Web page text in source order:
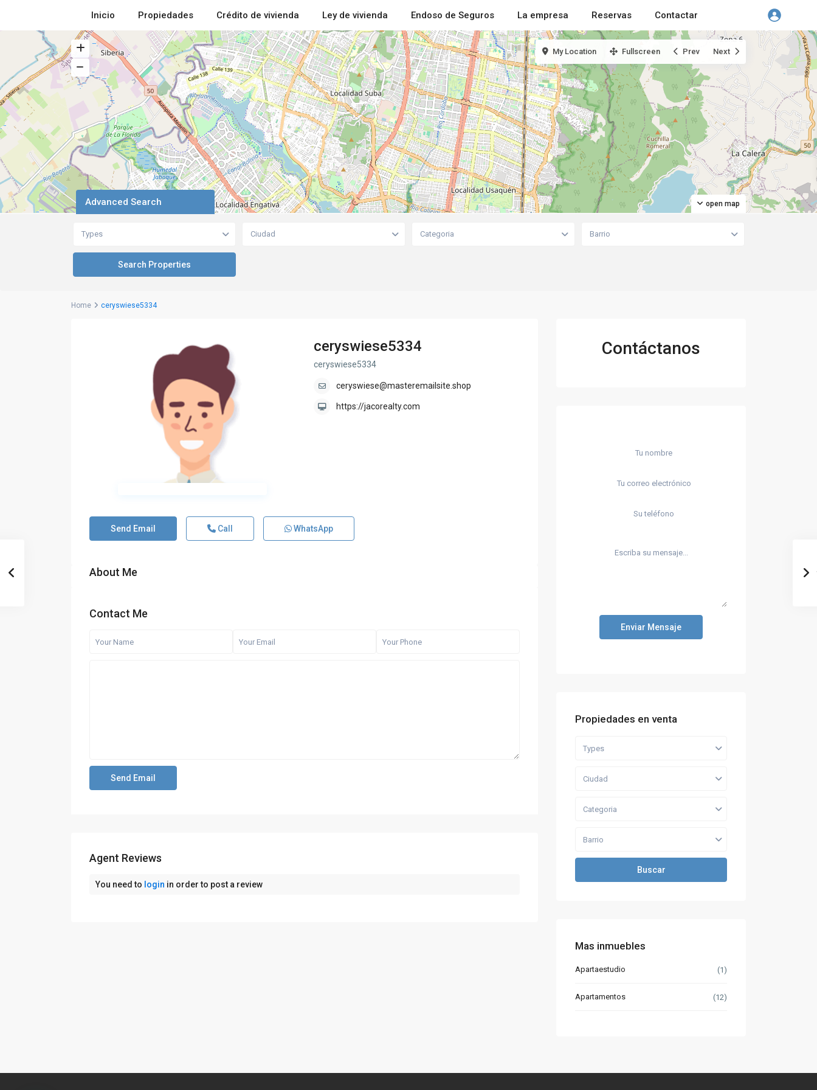
Inicio Propiedades Crédito de vivienda Ley de vivienda Endoso de Seguros La empresa Reservas Contactar
open map
My Location Fullscreen Prev Next
Advanced Search
Types Ciudad Categoria Barrio
Home ceryswiese5334
ceryswiese5334
ceryswiese5334
ceryswiese@masteremailsite.shop
https://jacorealty.com
Send Email Call WhatsApp
About Me
Contact Me
Agent Reviews
You need to login in order to post a review
Contáctanos
Enviar Mensaje
Propiedades en venta
Types
Ciudad
Categoria
Barrio
Buscar
Mas inmuebles
Apartaestudio (1)
Apartamentos (12)